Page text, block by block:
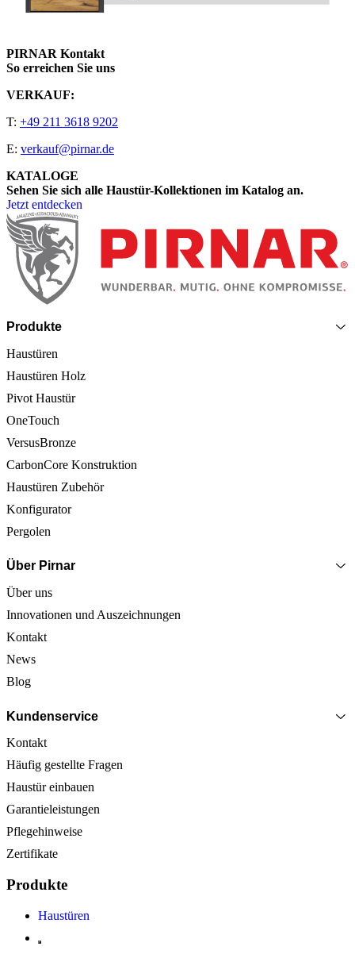
PIRNAR Kontakt
So erreichen Sie uns
VERKAUF:
T: +49 211 3618 9202
E: verkauf@pirnar.de
KATALOGE
Sehen Sie sich alle Haustür-Kollektionen im Katalog an.
Jetzt entdecken
Seitenfooter
Produkte
Haustüren
Haustüren Holz
Pivot Haustür
OneTouch
VersusBronze
CarbonCore Konstruktion
Haustüren Zubehör
Konfigurator
Pergolen
Über Pirnar
Über uns
Innovationen und Auszeichnungen
Kontakt
News
Blog
Kundenservice
Kontakt
Häufig gestellte Fragen
Haustür einbauen
Garantieleistungen
Pflegehinweise
Zertifikate
Produkte
Haustüren